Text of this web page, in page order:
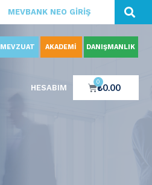
MEVBANK NEO GİRİŞ
MEVZUAT AKADEMİ DANIŞMANLIK
HESABIM ₺0.00
0